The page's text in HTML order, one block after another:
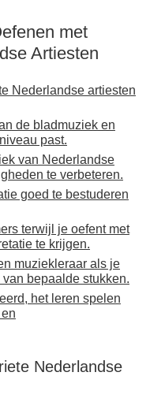
met
Artiesten
Nederlandse artiesten
de bladmuziek en
past.
van Nederlandse
te verbeteren.
goed te bestuderen
terwijl je oefent met
te krijgen.
muziekleraar als je
bepaalde stukken.
het leren spelen
Nederlandse